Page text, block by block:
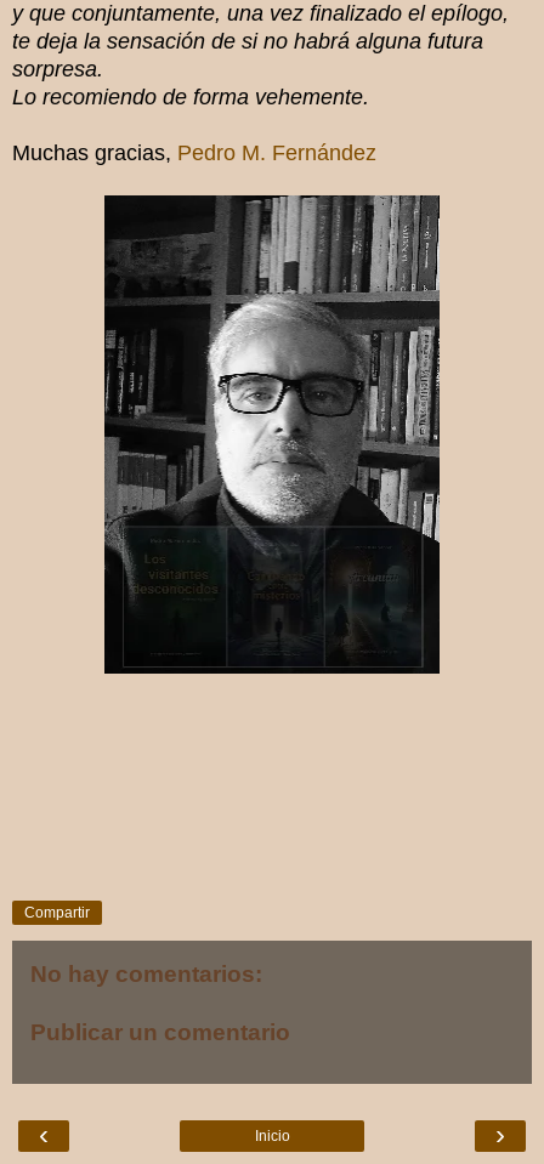
y que conjuntamente, una vez finalizado el epílogo,
te deja la sensación de si no habrá alguna futura
sorpresa.
Lo recomiendo de forma vehemente.
Muchas gracias, Pedro M. Fernández
Compartir
No hay comentarios:
Publicar un comentario
‹ ›
Inicio